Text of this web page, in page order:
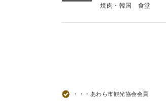
焼肉・韓国
食堂
・・・あわら市観光協会会員